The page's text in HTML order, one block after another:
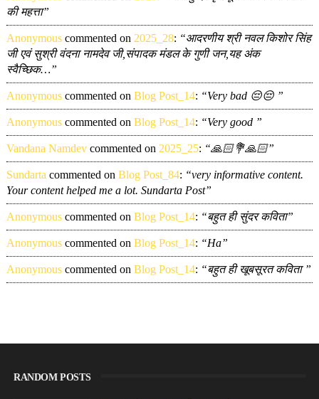
की महत्ता”
Anonymouscommented on 2025_28: “आदरणीय श्री नवल किशोर सिंह
जी एवं सुश्री वंदना नामदेव जी,संपादक मंडल के गुणी जन,यह अंक
स्वैच्छिक…”
Anonymouscommented on Blog Post_14: “Very bad 😔😔 ”
Anonymouscommented on Blog Post_14: “Very good ”
Vandana Namdevcommented on 2025_25: “🙏🏻💐🙏🏻”
Sundarta commented on Blog Post_84: “very informative content.
Your content helped me a lot. Sundarta Post”
Anonymouscommented on Blog Post_14: “बहुत ही सुंदर कविता”
Anonymouscommented on Blog Post_14: “Ha”
Anonymouscommented on Blog Post_14: “बहुत ही खूबसूरत कविता ”
RANDOM POSTS